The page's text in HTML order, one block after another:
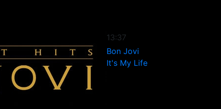
13:37
Bon Jovi
It's My Life